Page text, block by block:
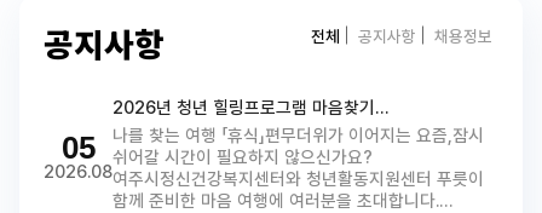
공지사항 전체 공지사항 채용정보
05
2026.08
2026년 청년 힐링프로그램 마음찾기…
나를 찾는 여행 「휴식」편무더위가 이어지는 요즘,잠시
쉬어갈 시간이 필요하지 않으신가요?
여주시정신건강복지센터와 청년활동지원센터 푸릇이
함께 준비한 마음 여행에 여러분을 초대합니다.…